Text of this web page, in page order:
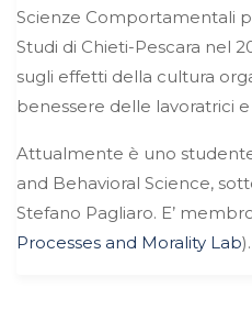
Scienze Comportamentali
Studi di Chieti-Pescara nel
sugli effetti della cultura
benessere delle lavoratrici
Attualmente è uno
and Behavioral Science,
Stefano Pagliaro. E’
Processes and Morality Lab).